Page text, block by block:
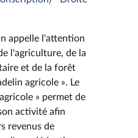
appelle l'attention
l'agriculture, de la
et de la forêt
agricole ». Le
» permet de
activité afin
revenus de